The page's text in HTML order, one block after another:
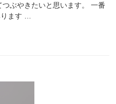
ぶやきたいと思います。 一番
ます …